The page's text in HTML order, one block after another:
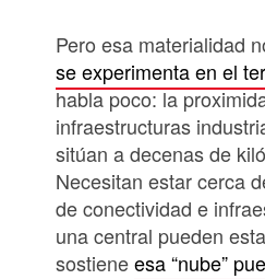
Pero esa materialidad
se experimenta en el
habla poco: la
infraestructuras
sitúan a decenas de
Necesitan estar cerca
de conectividad e
una central pueden
sostieneesa “nube”